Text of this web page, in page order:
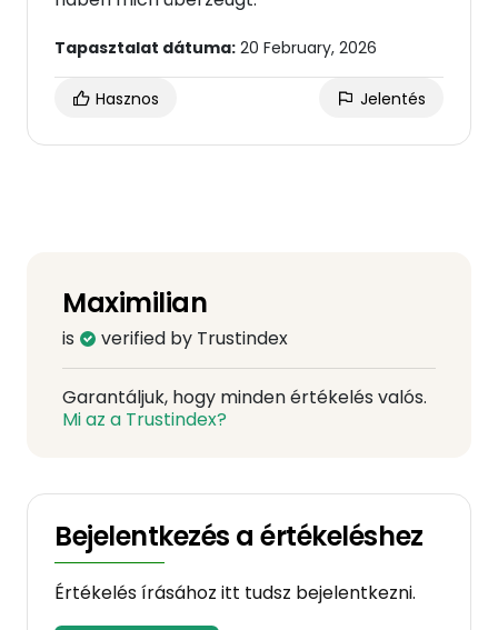
Tapasztalat dátuma: 20 February, 2026
Hasznos Jelentés
Maximilian
is verified by Trustindex
Garantáljuk, hogy minden értékelés valós.
Mi az a Trustindex?
Bejelentkezés a értékeléshez
Értékelés írásához itt tudsz bejelentkezni.